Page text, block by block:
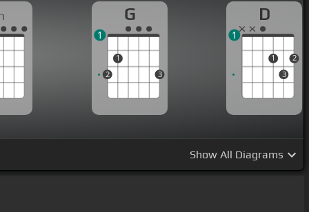
G
2
1
3
1
D
1
3
2
1
Show All Diagrams